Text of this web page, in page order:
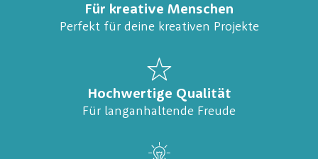
Für kreative Menschen
Perfekt für deine kreativen Projekte
Hochwertige Qualität
Für langanhaltende Freude